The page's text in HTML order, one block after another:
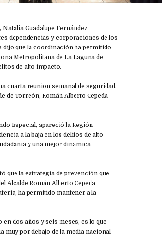
Guadalupe Fernández
dependencias y corporaciones de los
dijo que la coordinación ha permitido
Metropolitana de La Laguna de
de alto impacto.
cuarta reunión semanal de seguridad,
de Torreón, Román Alberto Cepeda
Especial, apareció la Región
a la baja en los delitos de alto
y una mejor dinámica
que la estrategia de prevención que
Alcalde Román Alberto Cepeda
ha permitido mantener a la
dos años y seis meses, es lo que
muy por debajo de la media nacional